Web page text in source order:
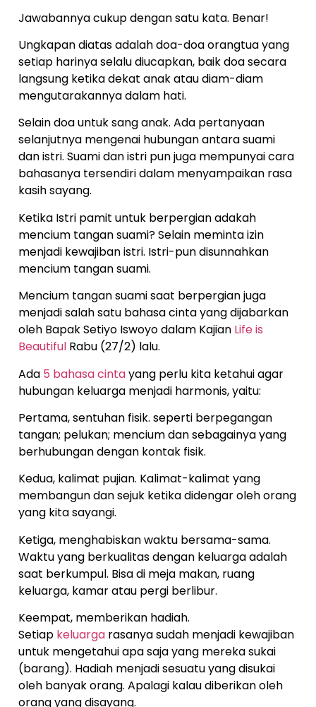
Jawabannya cukup dengan satu kata. Benar!
Ungkapan diatas adalah doa-doa orangtua yang
setiap harinya selalu diucapkan, baik doa secara
langsung ketika dekat anak atau diam-diam
mengutarakannya dalam hati.
Selain doa untuk sang anak. Ada pertanyaan
selanjutnya mengenai hubungan antara suami
dan istri. Suami dan istri pun juga mempunyai cara
bahasanya tersendiri dalam menyampaikan rasa
kasih sayang.
Ketika Istri pamit untuk berpergian adakah
mencium tangan suami? Selain meminta izin
menjadi kewajiban istri. Istri-pun disunnahkan
mencium tangan suami.
Mencium tangan suami saat berpergian juga
menjadi salah satu bahasa cinta yang dijabarkan
oleh Bapak Setiyo Iswoyo dalam Kajian Life is
Beautiful Rabu (27/2) lalu.
Ada 5 bahasa cintayang perlu kita ketahui agar
hubungan keluarga menjadi harmonis, yaitu:
Pertama, sentuhan fisik. seperti berpegangan
tangan; pelukan; mencium dan sebagainya yang
berhubungan dengan kontak fisik.
Kedua, kalimat pujian. Kalimat-kalimat yang
membangun dan sejuk ketika didengar oleh orang
yang kita sayangi.
Ketiga, menghabiskan waktu bersama-sama.
Waktu yang berkualitas dengan keluarga adalah
saat berkumpul. Bisa di meja makan, ruang
keluarga, kamar atau pergi berlibur.
Keempat, memberikan hadiah.
Setiap keluarga rasanya sudah menjadi kewajiban
untuk mengetahui apa saja yang mereka sukai
(barang). Hadiah menjadi sesuatu yang disukai
oleh banyak orang. Apalagi kalau diberikan oleh
orang yang disayang.